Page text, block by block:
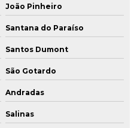
João Pinheiro
Santana do Paraíso
Santos Dumont
São Gotardo
Andradas
Salinas